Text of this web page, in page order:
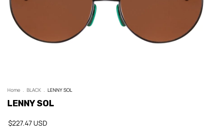
Home BLACK LENNY SOL
LENNY SOL
$227.47 USD